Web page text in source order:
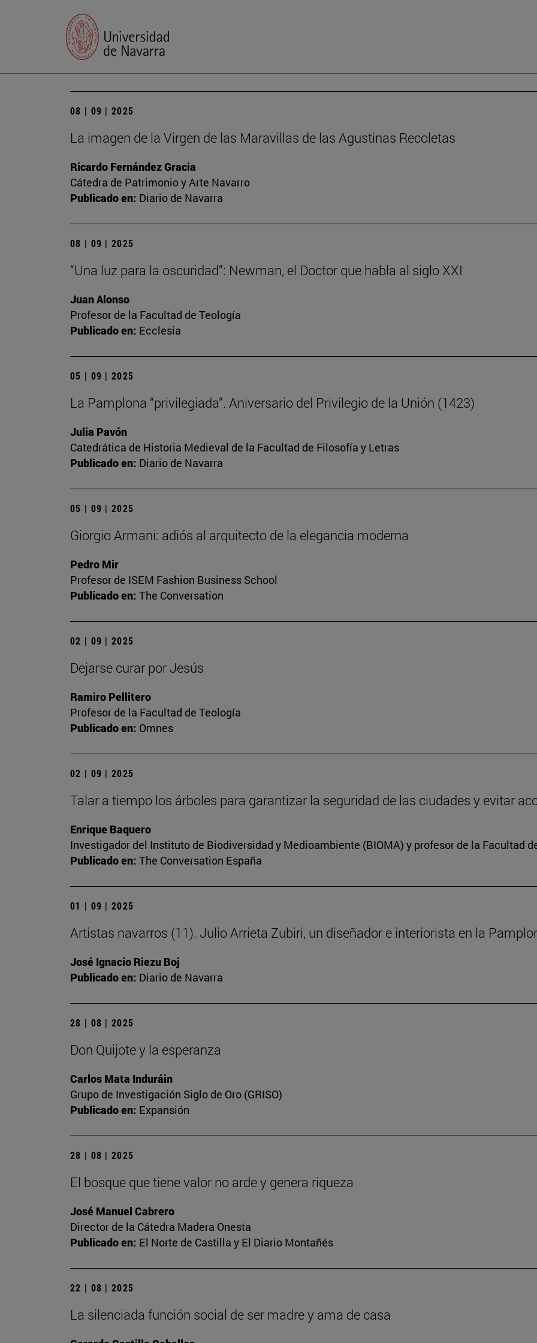
08 | 09 | 2025
La imagen de la Virgen de las Maravillas de las Agustinas Recoletas
Ricardo Fernández Gracia
Cátedra de Patrimonio y Arte Navarro
Publicado en: Diario de Navarra
08 | 09 | 2025
“Una luz para la oscuridad”: Newman, el Doctor que habla al siglo XXI
Juan Alonso
Profesor de la Facultad de Teología
Publicado en: Ecclesia
05 | 09 | 2025
La Pamplona “privilegiada”. Aniversario del Privilegio de la Unión (1423)
Julia Pavón
Catedrática de Historia Medieval de la Facultad de Filosofía y Letras
Publicado en: Diario de Navarra
05 | 09 | 2025
Giorgio Armani: adiós al arquitecto de la elegancia moderna
Pedro Mir
Profesor de ISEM Fashion Business School
Publicado en: The Conversation
02 | 09 | 2025
Dejarse curar por Jesús
Ramiro Pellitero
Profesor de la Facultad de Teología
Publicado en: Omnes
02 | 09 | 2025
Talar a tiempo los árboles para garantizar la seguridad de las ciudades y evitar
Enrique Baquero
Investigador del Instituto de Biodiversidad y Medioambiente (BIOMA) y profesor de la Facultad
Publicado en: The Conversation España
01 | 09 | 2025
Artistas navarros (11). Julio Arrieta Zubiri, un diseñador e interiorista en la
José Ignacio Riezu Boj
Publicado en: Diario de Navarra
28 | 08 | 2025
Don Quijote y la esperanza
Carlos Mata Induráin
Grupo de Investigación Siglo de Oro (GRISO)
Publicado en: Expansión
28 | 08 | 2025
El bosque que tiene valor no arde y genera riqueza
José Manuel Cabrero
Director de la Cátedra Madera Onesta
Publicado en: El Norte de Castilla y El Diario Montañés
22 | 08 | 2025
La silenciada función social de ser madre y ama de casa